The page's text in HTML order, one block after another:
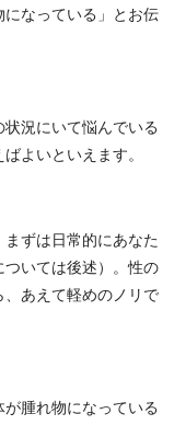
なっている」とお伝
況にいて悩んでいる
よいといえます。
ずは日常的にあなた
いては後述）。性の
あえて軽めのノリで
腫れ物になっている